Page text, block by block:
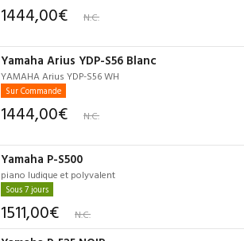
1444,00€ N.C.
Yamaha Arius YDP-S56 Blanc
YAMAHA Arius YDP-S56 WH
Sur Commande
1444,00€ N.C.
Yamaha P-S500
piano ludique et polyvalent
Sous 7 jours
1511,00€ N.C.